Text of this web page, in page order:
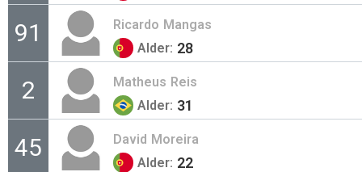
91 Ricardo Mangas
Alder: 28
2 Matheus Reis
Alder: 31
45 David Moreira
Alder: 22